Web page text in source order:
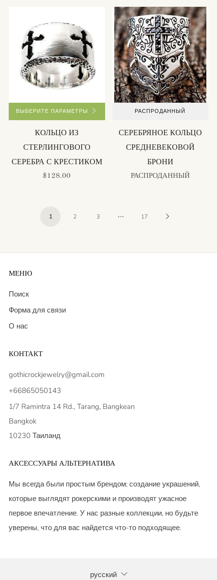
ВЫБЕРИТЕ ПАРАМЕТРЫ
КОЛЬЦО ИЗ
СТЕРЛИНГОВОГО
СЕРЕБРА С КРЕСТИКОМ
$128.00
РАСПРОДАННЫЙ
СЕРЕБРЯНОЕ КОЛЬЦО
СРЕДНЕВЕКОВОЙ
БРОНИ
РАСПРОДАННЫЙ
1 2 3 … 17
МЕНЮ
Поиск
Форма для связи
О нас
КОНТАКТ
gothicrockjewelry@gmail.com
+66865050143
1/7 Ramintra 14 Rd., Tarang, Bangkean
Bangkok
10230 Таиланд
АКСЕССУАРЫ АЛЬТЕРНАТИВА
Мы всегда были простым брендом; создание украшений,
которые выглядят рокерскими и производят ужасное
первое впечатление. У нас разные коллекции, но будьте
уверены, что для вас найдется что-то подходящее.
ЯЗЫК
русский